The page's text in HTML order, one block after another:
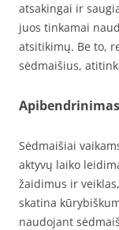
atsakingai ir
juos tinkamai
atsitikimų. Be to,
sėdmaišius,
Apibendrinimas
Sėdmaišiai
aktyvų laiko
žaidimus ir
skatina
naudojant